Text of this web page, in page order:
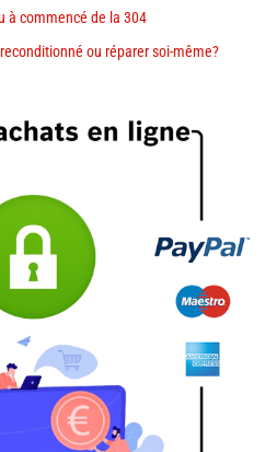
à commencé de la 304
ou réparer soi-même?